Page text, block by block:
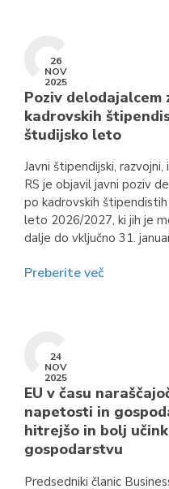
26
NOV
2025
Poziv
kadrovskih
študijsko leto
Javni štipendijski,
RS je objavil javni poziv
po kadrovskih
leto 2026/2027, ki jih je
dalje do vključno 31.
Preberite več
24
NOV
2025
EU v času
napetosti in
hitrejšo in bolj
gospodarstvu
Predsedniki članic